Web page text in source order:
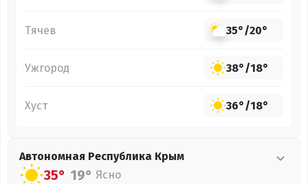
Тячев 35°/20°
Ужгород 38°/18°
Хуст 36°/18°
Автономная Республика Крым
35° 19° Ясно